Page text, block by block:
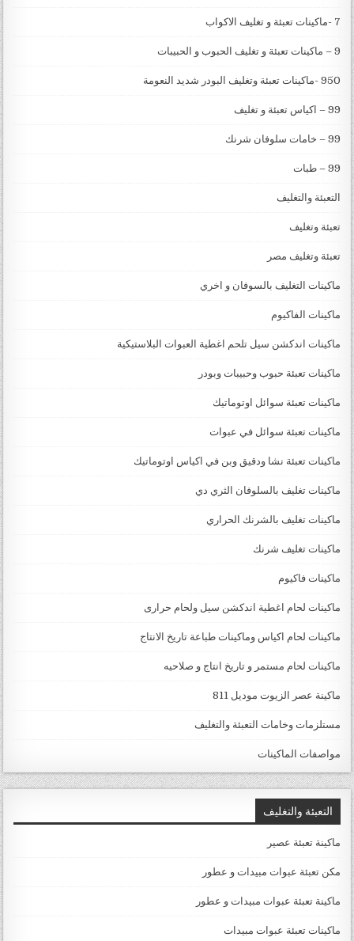
7 -ماكينات تعبئة و تغليف الاكواب
9 – ماكينات تعبئة و تغليف الحبوب و الحبيبات
950 -ماكينات تعبئة وتغليف البودر شديد النعومة
99 – اكياس تعبئة و تغليف
99 – خامات سلوفان شرنك
99 – طبات
التعبئة والتغليف
تعبئة وتغليف
تعبئة وتغليف مصر
ماكينات التغليف بالسوفان و اخري
ماكينات الفاكيوم
ماكينات اندكشن سيل تلحم اغطية العبوات البلاستيكية
ماكينات تعبئة حبوب وحبيبات وبودر
ماكينات تعبئة سوائل اوتوماتيك
ماكينات تعبئة سوائل في عبوات
ماكينات تعبئة نشا ودقيق وبن في اكياس اوتوماتيك
ماكينات تغليف بالسلوفان الثري دي
ماكينات تغليف بالشرنك الحراري
ماكينات تغليف شرنك
ماكينات فاكيوم
ماكينات لحام اغطية اندكشن سيل ولحام حرارى
ماكينات لحام اكياس وماكينات طباعة تاريخ الانتاج
ماكينات لحام مستمر و تاريخ انتاج و صلاحيه
ماكينة عصر الزيوت موديل 811
مستلزمات وخامات التعبئة والتغليف
مواصفات الماكينات
التعبئة والتغليف
ماكينة تعبئة عصير
مكن تعبئة عبوات مبيدات و عطور
ماكينة تعبئة عبوات مبيدات و عطور
ماكينات تعبئة عبوات مبيدات